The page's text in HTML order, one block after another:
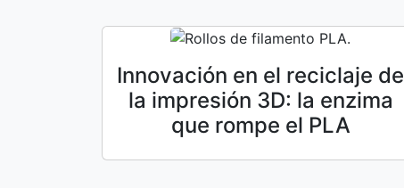
Innovación en el reciclaje de
la impresión 3D: la enzima
que rompe el PLA